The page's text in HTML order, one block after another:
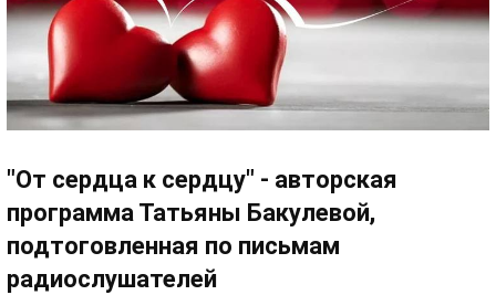
"От сердца к сердцу" - авторская
программа Татьяны Бакулевой,
подтоговленная по письмам
радиослушателей